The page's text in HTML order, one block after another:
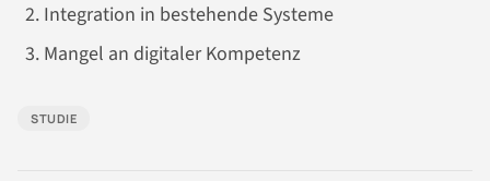
Integration in bestehende Systeme
Mangel an digitaler Kompetenz
STUDIE